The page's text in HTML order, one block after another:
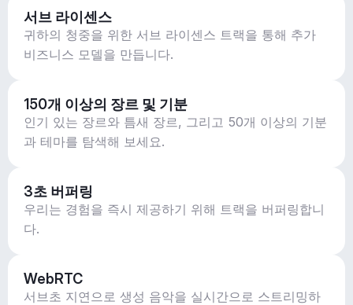
서브 라이센스
귀하의 청중을 위한 서브 라이센스 트랙을 통해 추가
비즈니스 모델을 만듭니다.
150개 이상의 장르 및 기분
인기 있는 장르와 틈새 장르, 그리고 50개 이상의 기분
과 테마를 탐색해 보세요.
3초 버퍼링
우리는 경험을 즉시 제공하기 위해 트랙을 버퍼링합니
다.
WebRTC
서브초 지연으로 생성 음악을 실시간으로 스트리밍하